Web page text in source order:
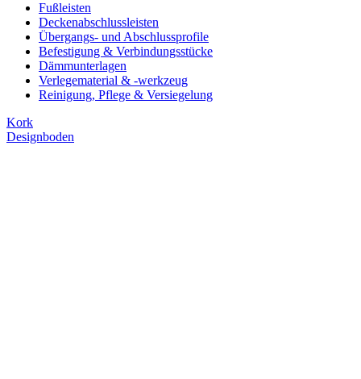
Fußleisten
Deckenabschlussleisten
Übergangs- und Abschlussprofile
Befestigung & Verbindungsstücke
Dämmunterlagen
Verlegematerial & -werkzeug
Reinigung, Pflege & Versiegelung
Kork
Designboden